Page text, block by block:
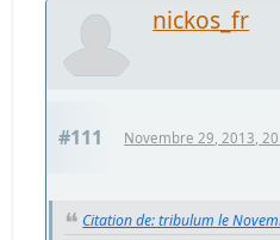
nickos_fr
#111 Novembre 29, 2013,
Citation de: tribulum le